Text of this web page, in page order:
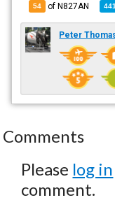
54 of N827AN 441
Peter
Comments
Please log in
comment.